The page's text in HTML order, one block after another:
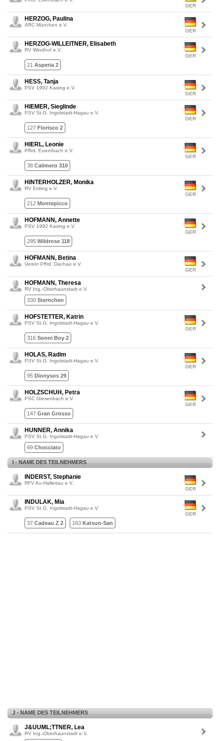
GER
GER
HERZOG, Paulina
ARC München e.V.
GER
HERZOG-WILLEITNER, Elisabeth
RV Windhof e.V.
21 Asperia 2
GER
HESS, Tanja
PSV 1992 Kasing e.V.
GER
HIEMER, Sieglinde
PSV St.G. Ingolstadt-Hagau e.V.
127 Florisco 2
GER
HIERL, Leonie
Pffrd. Euernbach e.V.
38 Calimero 310
GER
HINTERHOLZER, Monika
RV Erding e.V.
212 Montepicco
GER
HOFMANN, Annette
PSV 1992 Kasing e.V.
295 Wildrose 118
GER
HOFMANN, Betina
Verein Pffrd. Dachau e.V.
HOFMANN, Theresa
RV Ing.-Oberhaunstadt e.V.
330 Sternchen
GER
HOFSTETTER, Katrin
PSV St.G. Ingolstadt-Hagau e.V.
316 Sonni Boy 2
GER
HOLAS, Radim
PSV St.G. Ingolstadt-Hagau e.V.
95 Dionysos 29
GER
HOLZSCHUH, Petra
PSC Giesenbach e.V.
147 Gran Grosso
HUNNER, Annika
PSV St.G. Ingolstadt-Hagau e.V.
69 Chocciato
I - NAME DES TEILNEHMERS
GER
INDERST, Stephanie
RFV Au-Hallertau e.V.
GER
INDULAK, Mia
PSV St.G. Ingolstadt-Hagau e.V.
37 Cadeau Z 2 163 Katsun-San
J - NAME DES TEILNEHMERS
J&UUML;TTNER, Lea
RV Ing.-Oberhaunstadt e.V.